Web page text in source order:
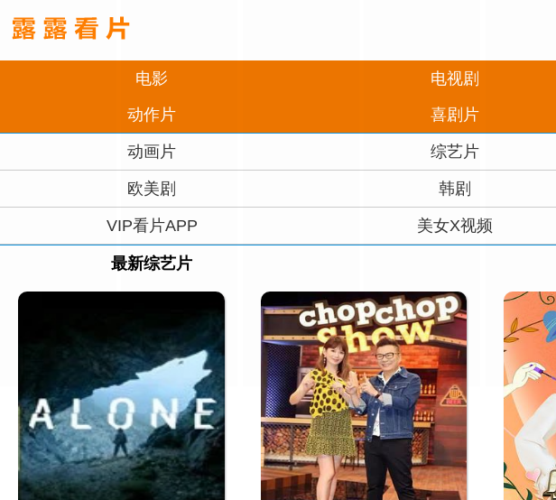
电影 电视剧
动作片
喜剧片
动画片 综艺片
欧美剧 韩剧
VIP看片APP 美女X视频
最新综艺片